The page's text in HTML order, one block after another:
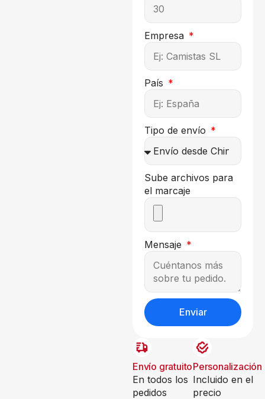
Empresa
País
Tipo de envío
Sube archivos para
el marcaje
Mensaje
Enviar
Envío gratuito
En todos los
pedidos
Personalización
Incluido en el
precio